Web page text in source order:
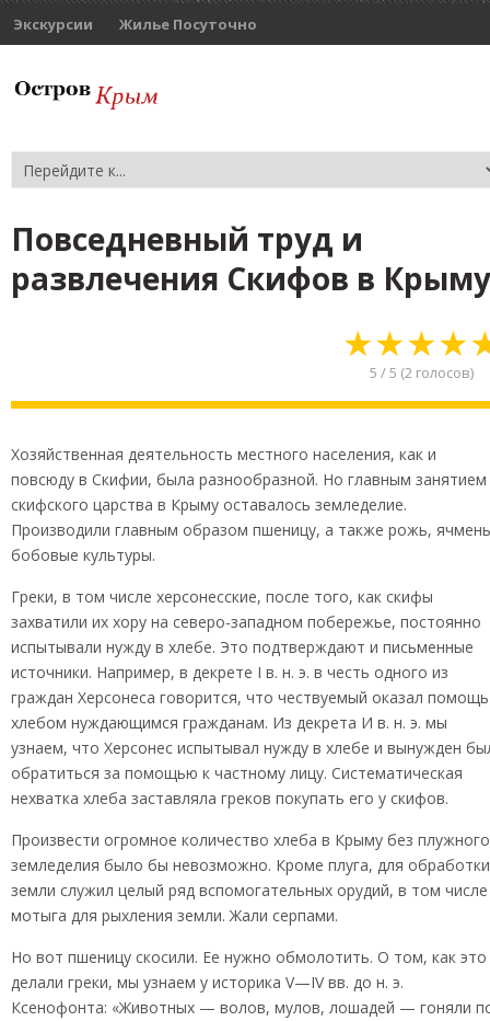
Экскурсии Жилье Посуточно
Повседневный труд и
развлечения Скифов в Крыму
★★★★
5 /5 (2 голосов)
Хозяйственная деятельность местного населения, как и
повсюду в Скифии, была разнообразной. Но главным занятием
скифского царства в Крыму оставалось земледелие.
Производили главным образом пшеницу, а также рожь,
бобовые культуры.
Греки, в том числе херсонесские, после того, как скифы
захватили их хору на северо-западном побережье, постоянно
испытывали нужду в хлебе. Это подтверждают и письменные
источники. Например, в декрете I в. н. э. в честь одного из
граждан Херсонеса говорится, что чествуемый оказал помощь
хлебом нуждающимся гражданам. Из декрета И в. н. э. мы
узнаем, что Херсонес испытывал нужду в хлебе и вынужден
обратиться за помощью к частному лицу. Систематическая
нехватка хлеба заставляла греков покупать его у скифов.
Произвести огромное количество хлеба в Крыму без плужного
земледелия было бы невозможно. Кроме плуга, для обработки
земли служил целый ряд вспомогательных орудий, в том
мотыга для рыхления земли. Жали серпами.
Но вот пшеницу скосили. Ее нужно обмолотить. О том, как это
делали греки, мы узнаем у историка V—IV вв. до н. э.
Ксенофонта: «Животных — волов, мулов, лошадей — гоняли